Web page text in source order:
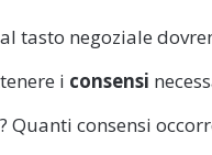
tasto negoziale
i consensi
Quanti consensi